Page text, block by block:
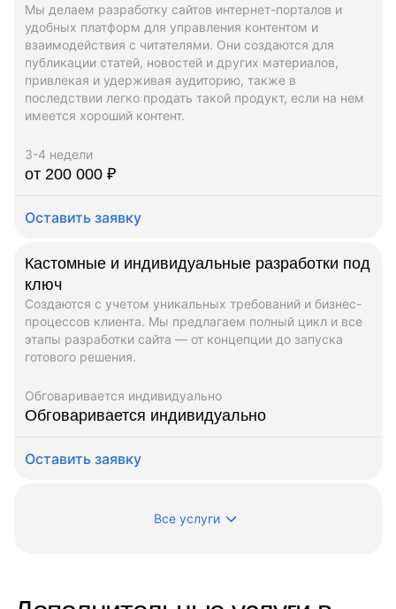
Мы делаем разработку сайтов интернет-порталов и
удобных платформ для управления контентом и
взаимодействия с читателями. Они создаются для
публикации статей, новостей и других материалов,
привлекая и удерживая аудиторию, также в
последствии легко продать такой продукт, если на нем
имеется хороший контент.
3-4 недели
от 200 000 ₽
Оставить заявку
Кастомные и индивидуальные разработки под
ключ
Создаются с учетом уникальных требований и бизнес-
процессов клиента. Мы предлагаем полный цикл и все
этапы разработки сайта — от концепции до запуска
готового решения.
Обговаривается индивидуально
Обговаривается индивидуально
Оставить заявку
Все услуги